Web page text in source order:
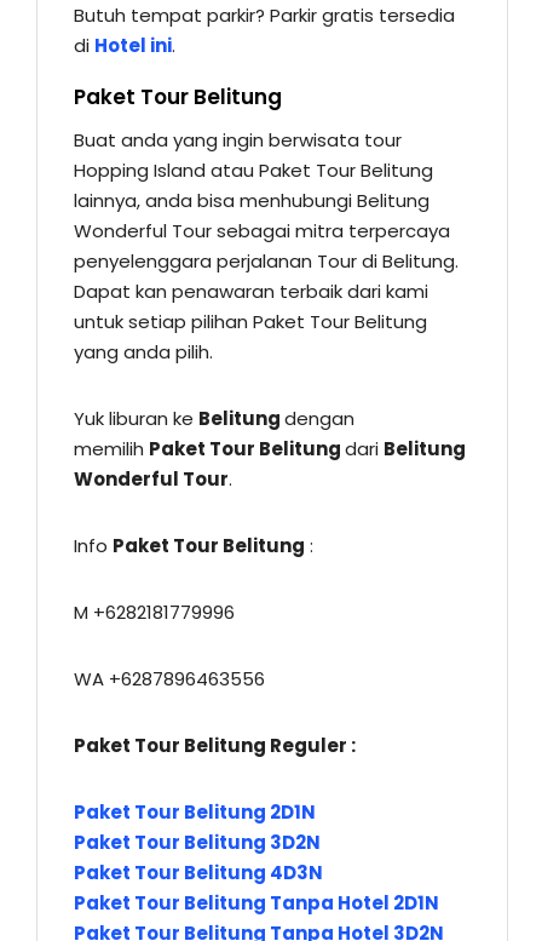
Butuh tempat parkir? Parkir gratis tersedia
di Hotel ini.
Paket Tour Belitung
Buat anda yang ingin berwisata tour
Hopping Island atau Paket Tour Belitung
lainnya, anda bisa menhubungi Belitung
Wonderful Tour sebagai mitra terpercaya
penyelenggara perjalanan Tour di Belitung.
Dapat kan penawaran terbaik dari kami
untuk setiap pilihan Paket Tour Belitung
yang anda pilih.
Yuk liburan ke Belitungdengan
memilih Paket Tour Belitungdari Belitung
Wonderful Tour.
Info Paket Tour Belitung :
M +6282181779996
WA +6287896463556
Paket Tour Belitung Reguler :
Paket Tour Belitung 2D1N
Paket Tour Belitung 3D2N
Paket Tour Belitung 4D3N
Paket Tour Belitung Tanpa Hotel 2D1N
Paket Tour Belitung Tanpa Hotel 3D2N